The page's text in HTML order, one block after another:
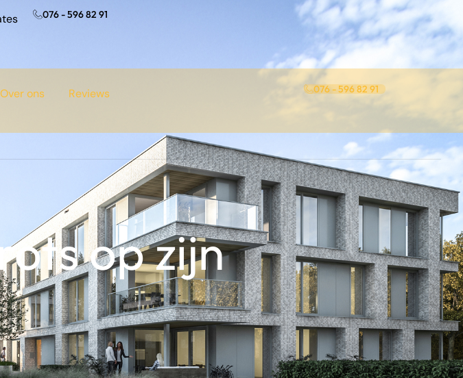
076 - 596 82 91
op zijn
Over ons Reviews 076 - 596 82 91